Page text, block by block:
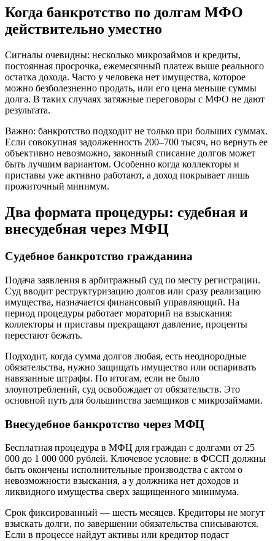
Когда банкротство по долгам МФО
действительно уместно
Сигналы очевидны: несколько микрозаймов и кредиты,
постоянная просрочка, ежемесячный платеж выше реального
остатка дохода. Часто у человека нет имущества, которое
можно безболезненно продать, или его цена меньше суммы
долга. В таких случаях затяжные переговоры с МФО не дают
результата.
Важно: банкротство подходит не только при больших суммах.
Если совокупная задолженность 200–700 тысяч, но вернуть ее
объективно невозможно, законный списание долгов может
быть лучшим вариантом. Особенно когда коллекторы и
приставы уже активно работают, а доход покрывает лишь
прожиточный минимум.
Два формата процедуры: судебная и
внесудебная через МФЦ
Судебное банкротство гражданина
Подача заявления в арбитражный суд по месту регистрации.
Суд вводит реструктуризацию долгов или сразу реализацию
имущества, назначается финансовый управляющий. На
период процедуры работает мораторий на взыскания:
коллекторы и приставы прекращают давление, проценты
перестают бежать.
Подходит, когда сумма долгов любая, есть неоднородные
обязательства, нужно защищать имущество или оспаривать
навязанные штрафы. По итогам, если не было
злоупотреблений, суд освобождает от обязательств. Это
основной путь для большинства заемщиков с микрозаймами.
Внесудебное банкротство через МФЦ
Бесплатная процедура в МФЦ для граждан с долгами от 25
000 до 1 000 000 рублей. Ключевое условие: в ФССП должны
быть окончены исполнительные производства с актом о
невозможности взыскания, а у должника нет доходов и
ликвидного имущества сверх защищенного минимума.
Срок фиксированный — шесть месяцев. Кредиторы не могут
взыскать долги, по завершении обязательства списываются.
Если в процессе найдут активы или кредитор подаст